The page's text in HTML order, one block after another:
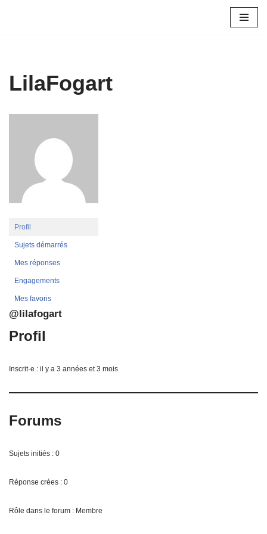
LilaFogart
Profil
Sujets démarrés
Mes réponses
Engagements
Mes favoris
@lilafogart
Profil
Inscrit·e : il y a 3 années et 3 mois
Forums
Sujets initiés : 0
Réponse crées : 0
Rôle dans le forum : Membre